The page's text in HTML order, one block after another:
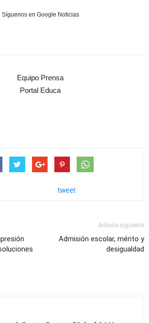
Síguenos en Google Noticias
Equipo Prensa
Portal Educa
tweet
Artículo siguiente
Admisión escolar, mérito y
desigualdad